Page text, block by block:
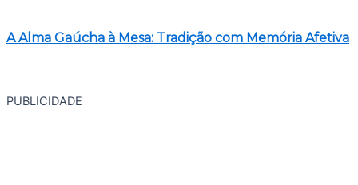
A Alma Gaúcha à Mesa: Tradição com Memória Afetiva
PUBLICIDADE